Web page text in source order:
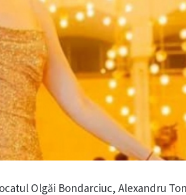
Olgăi Bondarciuc, Alexandru